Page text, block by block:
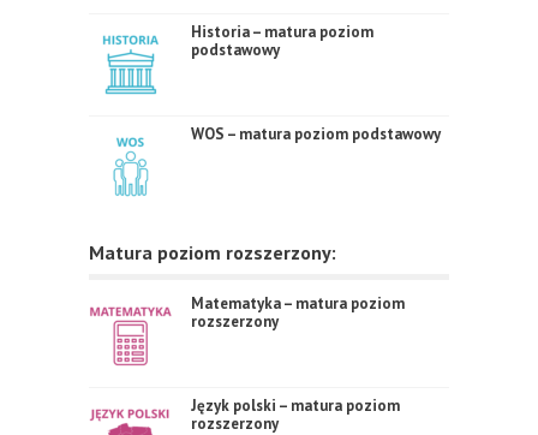
Historia – matura poziom
podstawowy
WOS – matura poziom podstawowy
Matura poziom rozszerzony:
Matematyka – matura poziom
rozszerzony
Język polski – matura poziom
rozszerzony